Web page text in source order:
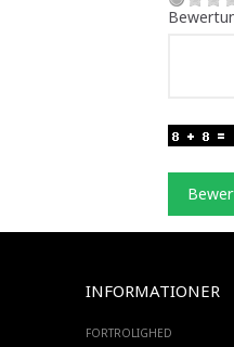
INFORMATIONER
FORTROLIGHED